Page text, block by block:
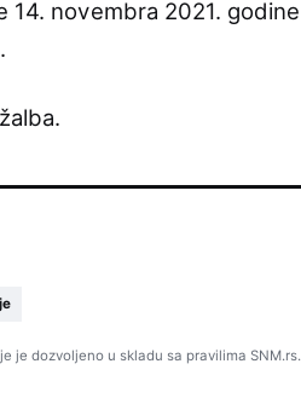
14. novembra 2021.
je dozvoljeno u skladu sa pravilima SNM.rs.